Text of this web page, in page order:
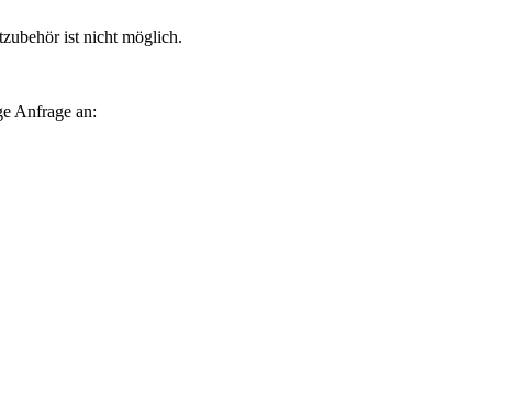
ist nicht möglich.
Anfrage an: